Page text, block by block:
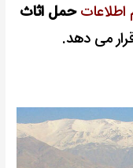
اطلاعات حمل اثاث
می دهد.